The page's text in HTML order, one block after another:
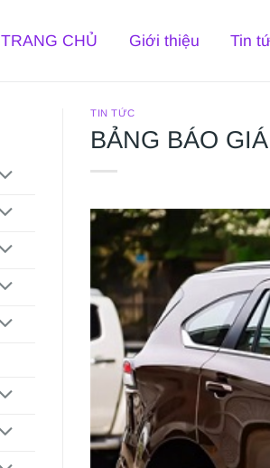
TRANG CHỦ Giới thiệu Tin
TIN TỨC
BẢNG BÁO